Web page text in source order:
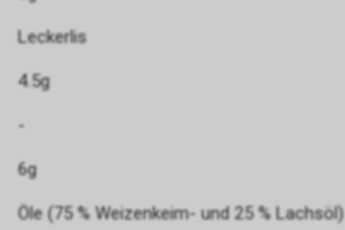
Leckerlis
4.5g
-
6g
Öle (75 % Weizenkeim- und 25 % Lachsöl)